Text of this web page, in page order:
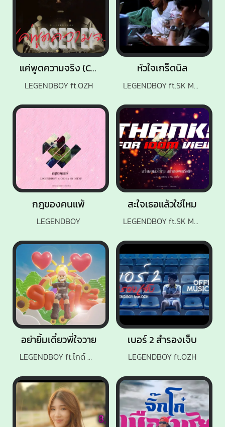
กฎของคนแพ้
LEGENDBOY
สะใจเธอแล้วใช่ไหม
LEGENDBOY ft.SK MTXF
หัวใจเกร็ดนิล
LEGENDBOY ft.SK MTXF
อย่ายิ้มเดี๋ยวพี่ใจวาย
LEGENDBOY ft.ไกด์ ฟิสิกส์, SK MTXF
เบอร์ 2 สำรองเจ็บ
LEGENDBOY ft.OZH
แค่พูดความจริง (Can You Tell Me The Truth)
LEGENDBOY ft.OZH